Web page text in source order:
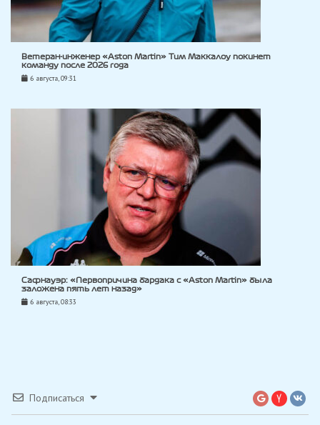
Ветеран-инженер «Aston Martin» Тим Маккалоу покинет
команду после 2026 года
6 августа, 09:31
Сафнауэр: «Первопричина бардака с «Aston Martin» была
заложена пять лет назад»
6 августа, 08:33
Подписаться